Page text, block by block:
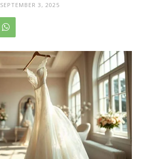
Portal
rund
SEPTEMBER 3, 2025